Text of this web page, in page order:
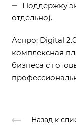
Поддержку
отдельно).
Аспро: Digital
комплексная
бизнеса с
Назад к